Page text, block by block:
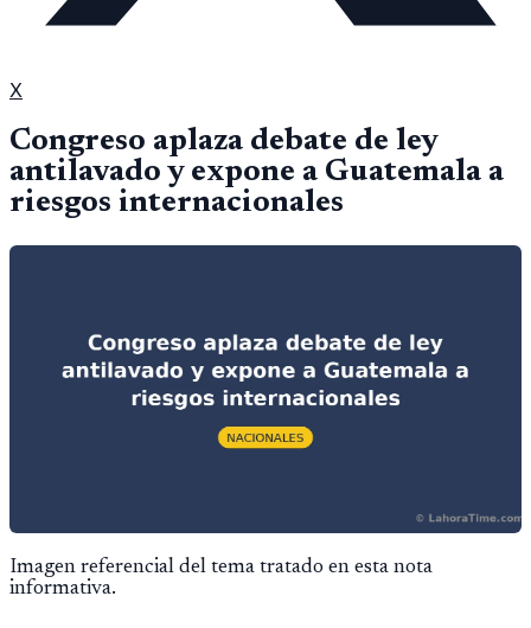
X
Congreso aplaza debate de ley
antilavado y expone a Guatemala a
riesgos internacionales
Imagen referencial del tema tratado en esta nota
informativa.